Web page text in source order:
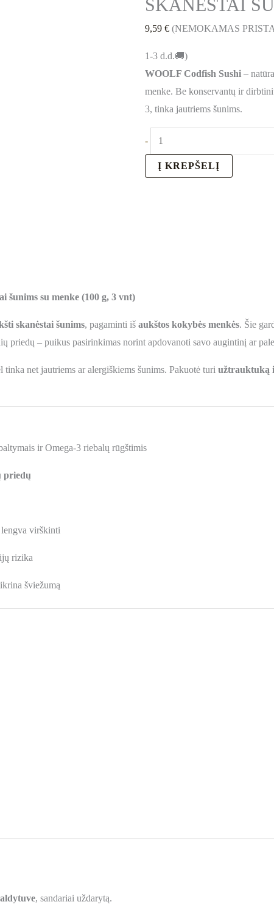
SKANĖSTAI
9,59€ (NEMOKAMAS
1-3 d.d.🚚)
WOOLF Codfish Sushi –
menke. Be konservantų ir
3, tinka jautriems šunims.
-
Į KREPŠELĮ
šunims su menke (100 g, 3 vnt)
skanėstai šunims, pagaminti iš aukštos kokybės menkės. Šie
priedų – puikus pasirinkimas norint apdovanoti savo augintinį ar
tinka net jautriems ar alergiškiems šunims. Pakuotė turi užtrauktuką
ir Omega-3 riebalų rūgštimis
priedų
virškinti
rizika
šviežumą
, sandariai uždarytą.